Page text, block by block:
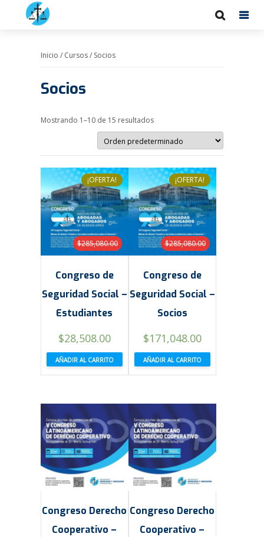
Inicio / Cursos/ Socios
Socios
Mostrando 1–10 de 15 resultados
¡OFERTA!
Congreso de
Seguridad Social –
Estudiantes
$285,080.00
El
precio
original
$285,080.00.
$28,508.00El
precio
actual
$28,508.00.
AÑADIR AL CARRITO
¡OFERTA!
Congreso de
Seguridad Social –
Socios
$285,080.00
El
precio
original
$285,080.00.
$171,048.00El
precio
actual
$171,048.00.
AÑADIR AL CARRITO
Congreso Derecho
Cooperativo –
Congreso Derecho
Cooperativo –